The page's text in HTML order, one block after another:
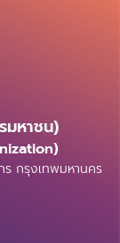
หาชน)
กรุงเทพมหานคร